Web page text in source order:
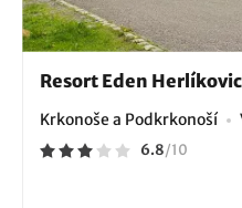
Resort Eden
Krkonoše a Podkrkonoší
6.8/10